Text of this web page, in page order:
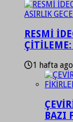
RESMİ
ÇİTİLEME:
1 hafta ago
BAZI